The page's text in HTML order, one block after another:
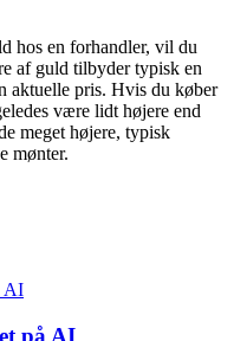
hos en forhandler, vil du
af guld tilbyder typisk en
aktuelle pris. Hvis du køber
være lidt højere end
meget højere, typisk
mønter.
på AI